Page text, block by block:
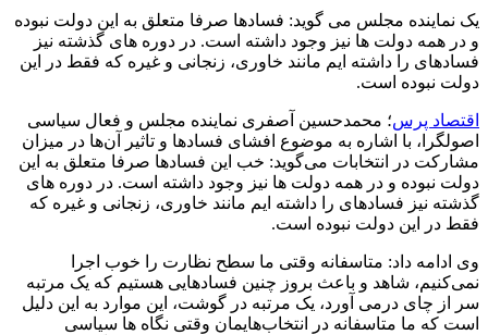
یک نماینده مجلس می گوید: فسادها صرفا متعلق به این دولت نبوده
و در همه دولت ها نیز وجود داشته است. در دوره های گذشته نیز
فسادهای را داشته ایم مانند خاوری، زنجانی و غیره که فقط در این
دولت نبوده است.
اقتصاد پرس؛ محمدحسین آصفری نماینده مجلس و فعال سیاسی
اصولگرا، با اشاره به موضوع افشای فسادها و تاثیر آن‌ها در میزان
مشارکت در انتخابات می‌گوید: خب این فسادها صرفا متعلق به این
دولت نبوده و در همه دولت ها نیز وجود داشته است. در دوره های
گذشته نیز فسادهای را داشته ایم مانند خاوری، زنجانی و غیره که
فقط در این دولت نبوده است.
وی ادامه داد: متاسفانه وقتی ما سطح نظارت را خوب اجرا
نمی‌کنیم، شاهد و باعث بروز چنین فسادهایی هستیم که یک مرتبه
سر از چای درمی آورد، یک مرتبه در گوشت، این موارد به این دلیل
است که ما متاسفانه در انتخاب‌هایمان وقتی نگاه ها سیاسی